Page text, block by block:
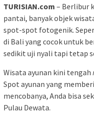
TURISIAN.com – Berlibur
pantai, banyak objek
spot-spot fotogenik.
di Bali yang cocok untuk
sedikit uji nyali tapi tetap
Wisata ayunan kini tengah
Spot ayunan yang
mencobanya, Anda bisa
Pulau Dewata.